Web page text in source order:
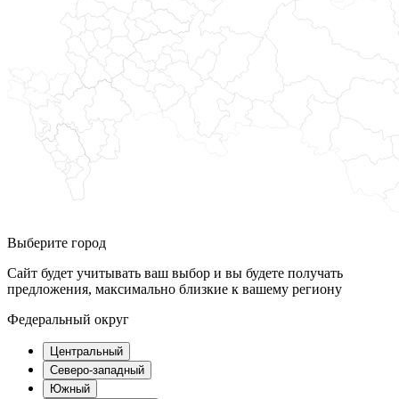
Выберите город
Сайт будет учитывать ваш выбор и вы будете получать
предложения, максимально близкие к вашему региону
Федеральный округ
Центральный
Северо-западный
Южный